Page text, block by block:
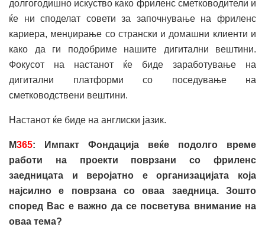
долгогодишно искуство како фриленс сметководители и
ќе ни споделат совети за започнување на фриленс
кариера, менџирање со странски и домашни клиенти и
како да ги подобриме нашите дигитални вештини.
Фокусот на настанот ќе биде заработување на
дигитални платформи со поседување на
сметководствени вештини.
Настанот ќе биде на англиски јазик.
М365: Импакт Фондација веќе подолго време
работи на проекти поврзани со фриленс
заедницата и веројатно е организацијата која
најсилно е поврзана со оваа заедница. Зошто
според Вас е важно да се посветува внимание на
оваа тема?